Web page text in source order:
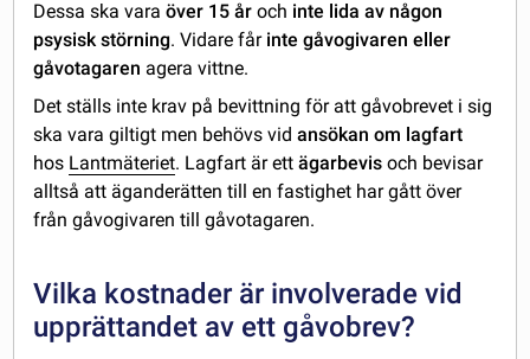
Dessa ska vara över 15 åroch inte lida av någon
psysisk störning. Vidare får inte gåvogivaren eller
gåvotagaren agera vittne.
Det ställs inte krav på bevittning för att gåvobrevet i sig
ska vara giltigt men behövs vidansökan om lagfart
hos Lantmäteriet. Lagfart är ettägarbevis och bevisar
alltså att äganderätten till en fastighet har gått över
från gåvogivaren till gåvotagaren.
Vilka kostnader är involverade vid
upprättandet av ett gåvobrev?